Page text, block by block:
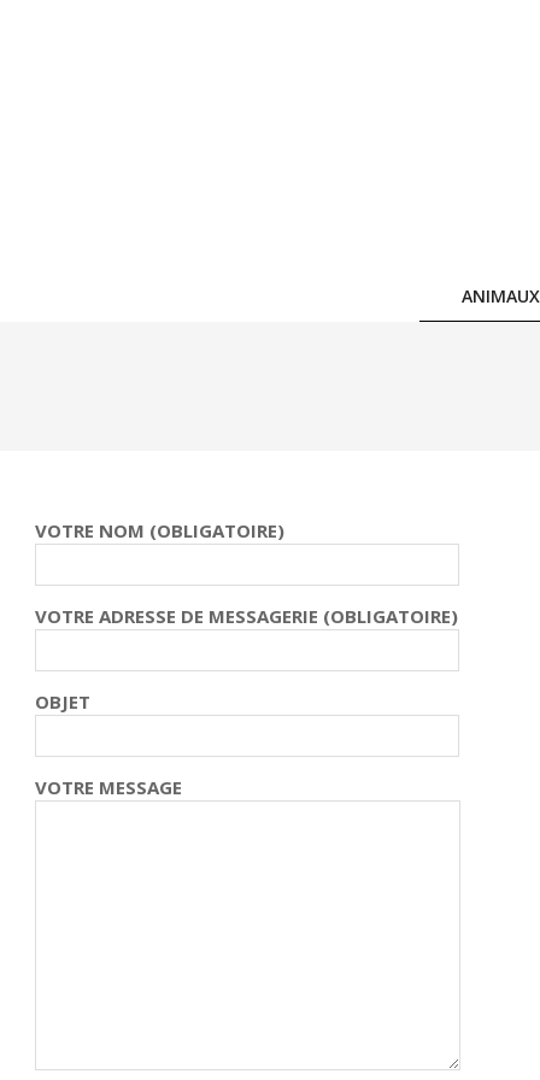
ANIMAUX
VOTRE NOM (OBLIGATOIRE)
VOTRE ADRESSE DE MESSAGERIE (OBLIGATOIRE)
OBJET
VOTRE MESSAGE